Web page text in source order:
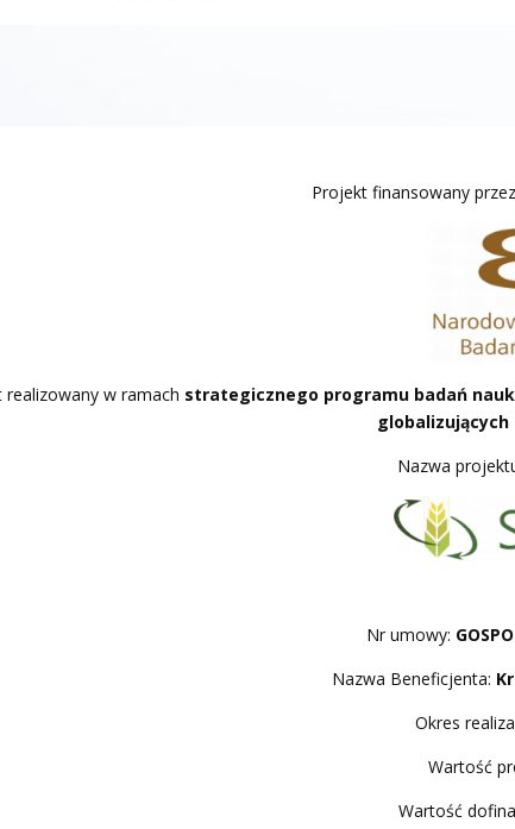
Projekt finansowany przez
realizowany w ramach strategicznego programu badań
globalizujących
Nazwa
Nr umowy:
Nazwa Beneficjenta:
Okres
Wartość
Wartość